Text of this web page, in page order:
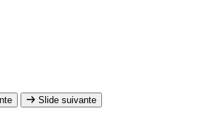
Slide suivante